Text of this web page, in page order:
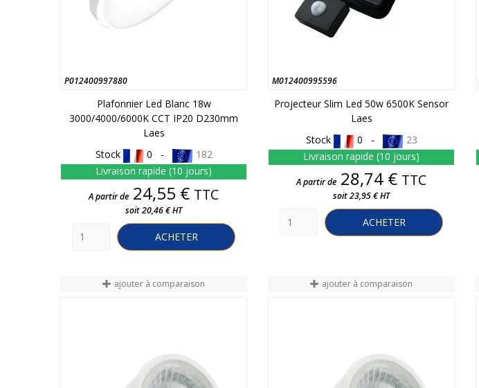
P012400997880
Plafonnier Led Blanc 18w
3000/4000/6000K CCT IP20 D230mm
Laes
Stock
0 -
182
Livraison rapide (10 jours)
Prix
A partir de 24,55 € TTC
soit 20,46 € HT
ACHETER
M012400995596
Projecteur Slim Led 50w 6500K Sensor
Laes
Stock
0 -
23
Livraison rapide (10 jours)
Prix
A partir de 28,74 € TTC
soit 23,95 € HT
ACHETER
ajouter à comparaison ajouter à comparaison